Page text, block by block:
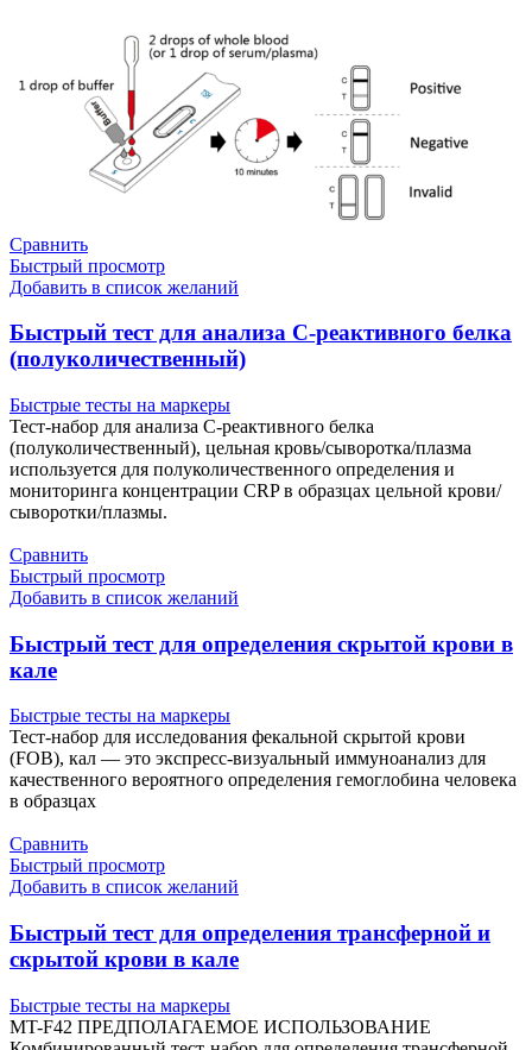
Сравнить
Быстрый просмотр
Добавить в список желаний
Быстрый тест для анализа С-реактивного белка
(полуколичественный)
Быстрые тесты на маркеры
Тест-набор для анализа С-реактивного белка
(полуколичественный), цельная кровь/сыворотка/плазма
используется для полуколичественного определения и
мониторинга концентрации CRP в образцах цельной крови/
сыворотки/плазмы.
Сравнить
Быстрый просмотр
Добавить в список желаний
Быстрый тест для определения скрытой крови в
кале
Быстрые тесты на маркеры
Тест-набор для исследования фекальной скрытой крови
(FOB), кал — это экспресс-визуальный иммуноанализ для
качественного вероятного определения гемоглобина человека
в образцах
Сравнить
Быстрый просмотр
Добавить в список желаний
Быстрый тест для определения трансферной и
скрытой крови в кале
Быстрые тесты на маркеры
MT-F42 ПРЕДПОЛАГАЕМОЕ ИСПОЛЬЗОВАНИЕ